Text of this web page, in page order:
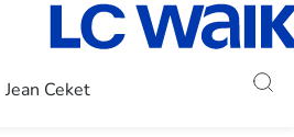
Jean Ceket